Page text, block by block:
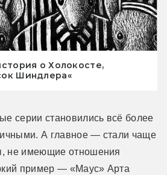
о Холокосте,
Шиндлера«
серии становились всё более
А главное — стали чаще
не имеющие отношения
пример — «Маус» Арта